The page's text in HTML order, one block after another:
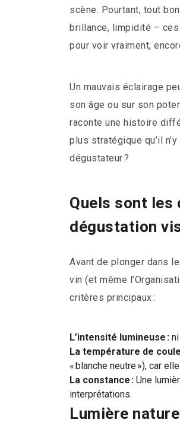
scène. Pourtant, tout
brillance, limpidité –
pour voir vraiment,
Un mauvais éclairage
son âge ou sur son
raconte une histoire
plus stratégique qu’il
dégustateur ?
Quels sont les
dégustation
Avant de plonger dans
vin (et même
critères principaux :
L’intensité lumineuse :
La température de
« blanche neutre »), car
La constance : Une
interprétations.
Lumière